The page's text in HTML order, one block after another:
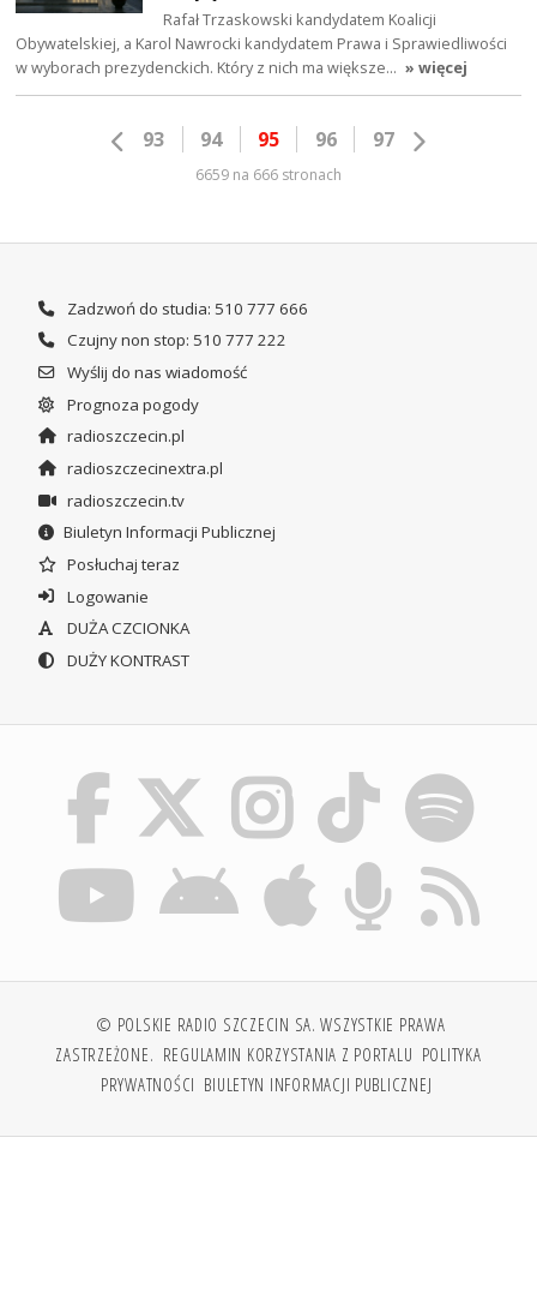
Rafał Trzaskowski kandydatem Koalicji
Obywatelskiej, a Karol Nawrocki kandydatem Prawa i Sprawiedliwości
w wyborach prezydenckich. Który z nich ma większe… » więcej
93 94 95 96 97
6659 na 666 stronach
Zadzwoń do studia: 510 777 666
Czujny non stop: 510 777 222
Wyślij do nas wiadomość
Prognoza pogody
radioszczecin.pl
radioszczecinextra.pl
radioszczecin.tv
Biuletyn Informacji Publicznej
Posłuchaj teraz
Logowanie
DUŻA CZCIONKA
DUŻY KONTRAST
© POLSKIE RADIO SZCZECIN SA. WSZYSTKIE PRAWA
ZASTRZEŻONE. REGULAMIN KORZYSTANIA Z PORTALU POLITYKA
PRYWATNOŚCI BIULETYN INFORMACJI PUBLICZNEJ